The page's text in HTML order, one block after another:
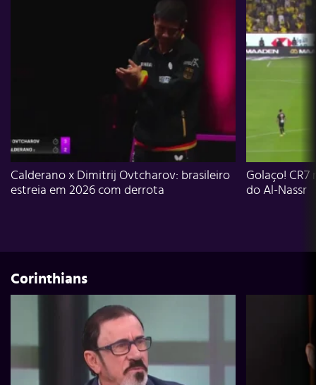
Calderano x Dimitrij Ovtcharov: brasileiro
estreia em 2026 com derrota
Golaço!
do Al-Nassr
Corinthians